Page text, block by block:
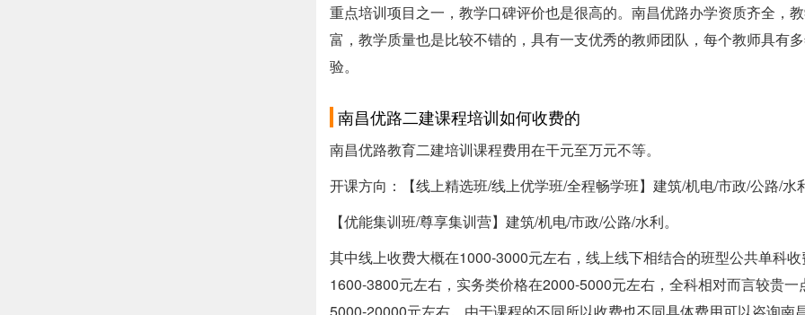
重点培训项目之一，教学口碑评价也是很高的。南昌优路办学资质齐全，
富，教学质量也是比较不错的，具有一支优秀的教师团队，每个教师具有
验。
南昌优路二建课程培训如何收费的
南昌优路教育二建培训课程费用在干元至万元不等。
开课方向：【线上精选班/线上优学班/全程畅学班】建筑/机电/市政/公路/
【优能集训班/尊享集训营】建筑/机电/市政/公路/水利。
其中线上收费大概在1000-3000元左右，线上线下相结合的班型公共单科
1600-3800元左右，实务类价格在2000-5000元左右，全科相对而言较贵一
5000-20000元左右。由于课程的不同所以收费也不同具体费用可以咨询南